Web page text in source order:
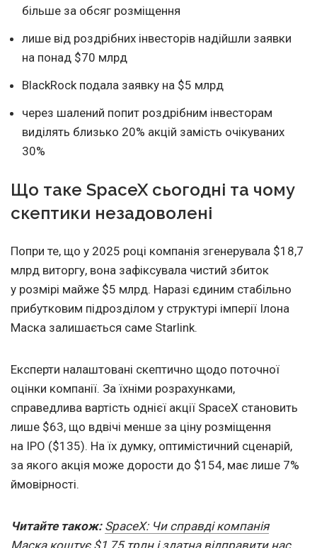
більше за обсяг розміщення
лише від роздрібних інвесторів надійшли заявки
на понад $70 млрд
BlackRock подала заявку на $5 млрд
через шалений попит роздрібним інвесторам
виділять близько 20% акцій замість очікуваних
30%
Що таке SpaceX сьогодні та чому
скептики незадоволені
Попри те, що у 2025 році компанія згенерувала $18,7
млрд виторгу, вона зафіксувала чистий збиток
у розмірі майже $5 млрд. Наразі єдиним стабільно
прибутковим підрозділом у структурі імперії Ілона
Маска залишається саме Starlink.
Експерти налаштовані скептично щодо поточної
оцінки компанії. За їхніми розрахунками,
справедлива вартість однієї акції SpaceX становить
лише $63, що вдвічі менше за ціну розміщення
на IPO ($135). На їх думку, оптимістичний сценарій,
за якого акція може дорости до $154, має лише 7%
ймовірності.
Читайте також: SpaceX: Чи справді компанія